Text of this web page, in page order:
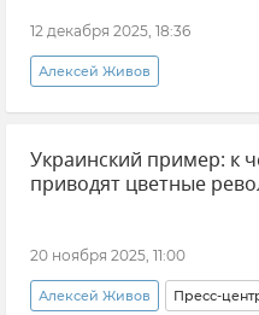
Новости СВО
Владимир Зеленский
12 декабря 2025, 18:36
Алексей Живов
Эксклюзивы РИА Новости
Дональд Трамп
Россия
Украинский пример: к
приводят цветные
20 ноября 2025, 11:00
Алексей Живов Пресс-